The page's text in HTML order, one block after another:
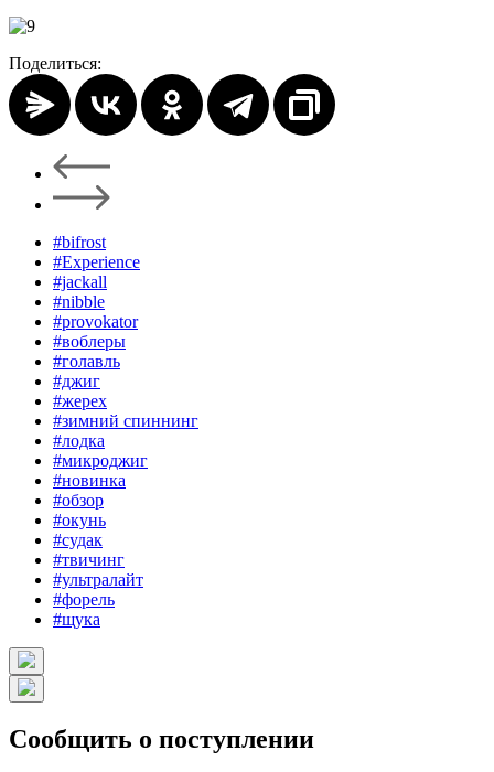
Поделиться:
#bifrost
#Experience
#jackall
#nibble
#provokator
#воблеры
#голавль
#джиг
#жерех
#зимний спиннинг
#лодка
#микроджиг
#новинка
#обзор
#окунь
#судак
#твичинг
#ультралайт
#форель
#щука
Сообщить о поступлении